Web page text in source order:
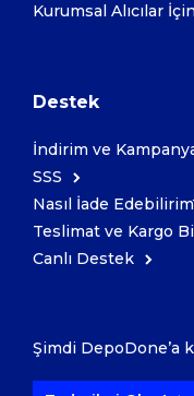
Kurumsal Alıcılar İçin
Destek
İndirim ve
SSS
Nasıl İade
Teslimat ve Kargo
Canlı Destek
Şimdi DepoDone’a